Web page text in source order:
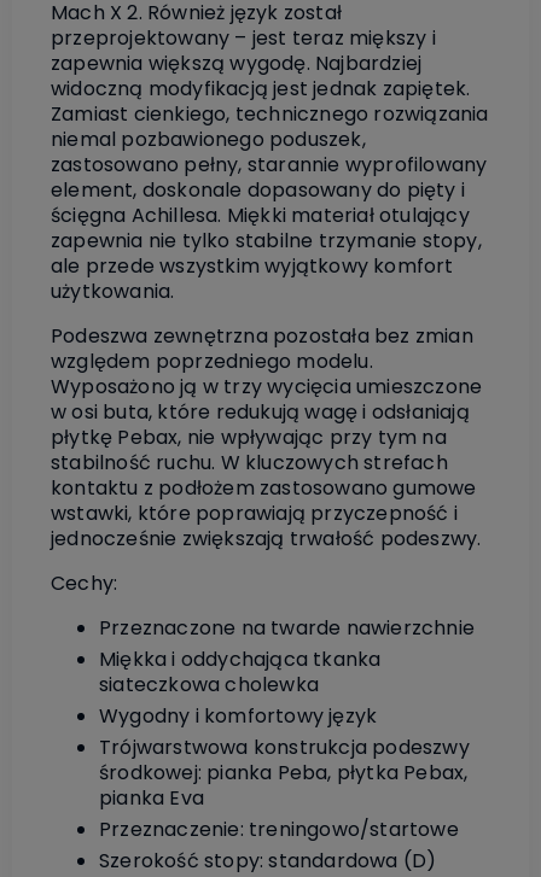
Mach X 2. Również język został
przeprojektowany – jest teraz miększy i
zapewnia większą wygodę. Najbardziej
widoczną modyfikacją jest jednak zapiętek.
Zamiast cienkiego, technicznego rozwiązania
niemal pozbawionego poduszek,
zastosowano pełny, starannie wyprofilowany
element, doskonale dopasowany do pięty i
ścięgna Achillesa. Miękki materiał otulający
zapewnia nie tylko stabilne trzymanie stopy,
ale przede wszystkim wyjątkowy komfort
użytkowania.
Podeszwa zewnętrzna pozostała bez zmian
względem poprzedniego modelu.
Wyposażono ją w trzy wycięcia umieszczone
w osi buta, które redukują wagę i odsłaniają
płytkę Pebax, nie wpływając przy tym na
stabilność ruchu. W kluczowych strefach
kontaktu z podłożem zastosowano gumowe
wstawki, które poprawiają przyczepność i
jednocześnie zwiększają trwałość podeszwy.
Cechy:
Przeznaczone na twarde nawierzchnie
Miękka i oddychająca tkanka
siateczkowa cholewka
Wygodny i komfortowy język
Trójwarstwowa konstrukcja podeszwy
środkowej: pianka Peba, płytka Pebax,
pianka Eva
Przeznaczenie: treningowo/startowe
Szerokość stopy: standardowa (D)